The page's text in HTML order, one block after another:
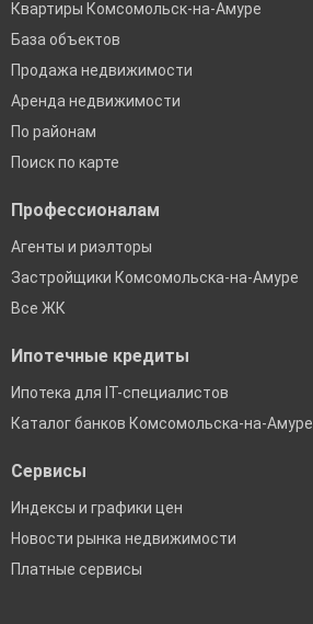
Квартиры Комсомольск-на-Амуре
База объектов
Продажа недвижимости
Аренда недвижимости
По районам
Поиск по карте
Профессионалам
Агенты и риэлторы
Застройщики Комсомольска-на-Амуре
Все ЖК
Ипотечные кредиты
Ипотека для IT-специалистов
Каталог банков Комсомольска-на-Амуре
Сервисы
Индексы и графики цен
Новости рынка недвижимости
Платные сервисы